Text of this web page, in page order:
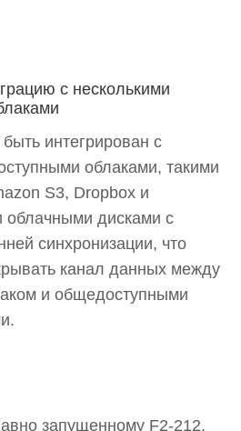
с несколькими
интегрирован с
облаками, такими
S3, Dropbox и
облачными дисками с
синхронизации, что
канал данных между
и общедоступными
запущенному F2-212,